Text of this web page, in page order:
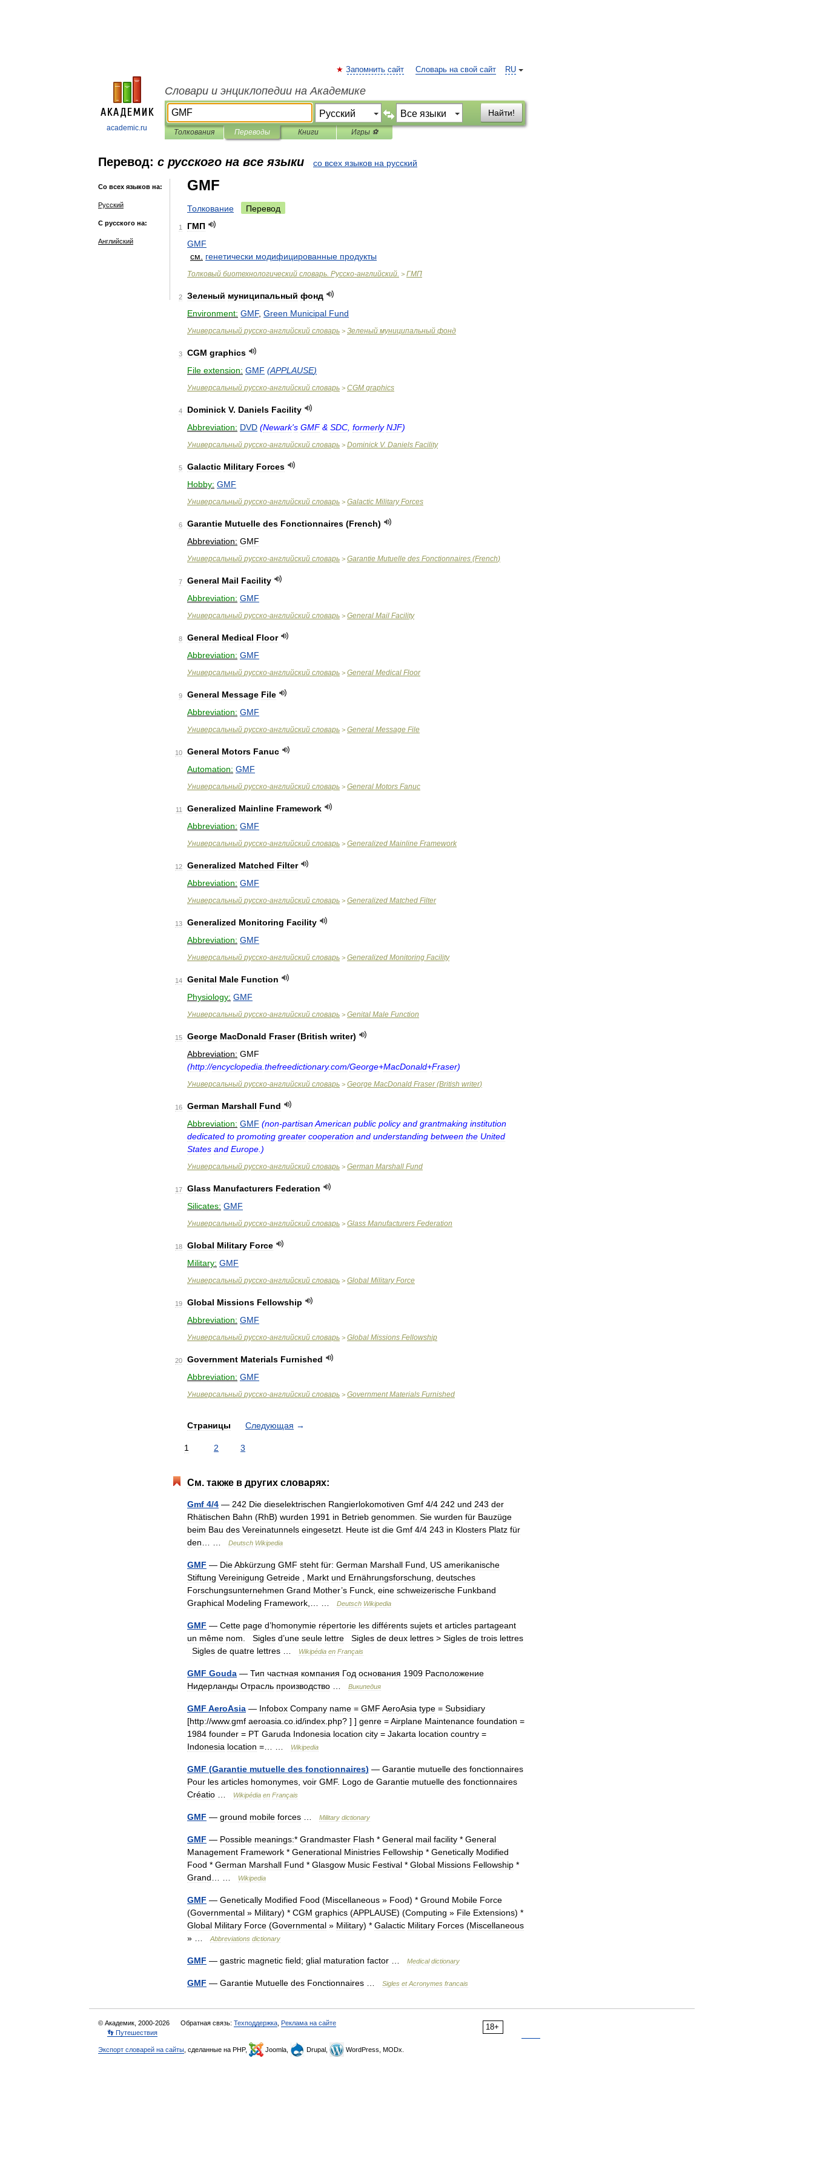
academic.ru
RU
Запомнить сайт Словарь на свой сайт
Словари и энциклопедии на Академике
Найти!
Толкования Переводы Книги Игры ⚽
Перевод: с русского на все языки со всех языков на русский
Со всех языков на:
Русский
С русского на:
Английский
GMF
Толкование Перевод
1
ГМП
GMF
см
генетически модифицированные продукты
Толковый биотехнологический словарь. Русско-английский. > ГМП
2 Зеленый муниципальный фонд
Environment: GMF, Green Municipal Fund
Универсальный русско-английский словарь > Зеленый муниципальный фонд
3 CGM graphics
File extension: GMF (APPLAUSE)
Универсальный русско-английский словарь > CGM graphics
4 Dominick V. Daniels Facility
Abbreviation: DVD (Newark's GMF& SDC formerly NJF)
Универсальный русско-английский словарь > Dominick V. Daniels Facility
5 Galactic Military Forces
Hobby: GMF
Универсальный русско-английский словарь > Galactic Military Forces
6 Garantie Mutuelle des Fonctionnaires (French)
Abbreviation: GMF
Универсальный русско-английский словарь > Garantie Mutuelle des Fonctionnaires (French)
7 General Mail Facility
Abbreviation: GMF
Универсальный русско-английский словарь > General Mail Facility
8 General Medical Floor
Abbreviation: GMF
Универсальный русско-английский словарь > General Medical Floor
9 General Message File
Abbreviation: GMF
Универсальный русско-английский словарь > General Message File
10 General Motors Fanuc
Automation: GMF
Универсальный русско-английский словарь > General Motors Fanuc
11 Generalized Mainline Framework
Abbreviation: GMF
Универсальный русско-английский словарь > Generalized Mainline Framework
12 Generalized Matched Filter
Abbreviation: GMF
Универсальный русско-английский словарь > Generalized Matched Filter
13 Generalized Monitoring Facility
Abbreviation: GMF
Универсальный русско-английский словарь > Generalized Monitoring Facility
14 Genital Male Function
Physiology: GMF
Универсальный русско-английский словарь > Genital Male Function
15 George MacDonald Fraser(British writer)
Abbreviation: GMF
(http://encyclopedia thefreedictionary.com/George+MacDonald+Fraser)
Универсальный русско-английский словарь > George MacDonald Fraser(British writer)
16 German Marshall Fund
Abbreviation: GMF (non-partisanAmerican public policy and grantmaking institution
dedicated to promoting greater cooperation and understanding between the United
States and Europe .)
Универсальный русско-английский словарь > German Marshall Fund
17 Glass Manufacturers Federation
Silicates: GMF
Универсальный русско-английский словарь > Glass Manufacturers Federation
18 Global Military Force
Military: GMF
Универсальный русско-английский словарь > Global Military Force
19 Global Missions Fellowship
Abbreviation: GMF
Универсальный русско-английский словарь > Global Missions Fellowship
20 Government Materials Furnished
Abbreviation: GMF
Универсальный русско-английский словарь > Government Materials Furnished
Страницы Следующая →
1 2 3
См. также в других словарях:
Gmf 4/4 — 242 Die dieselektrischen Rangierlokomotiven Gmf 4/4 242 und 243 der
Rhätischen Bahn (RhB) wurden 1991 in Betrieb genommen Sie wurden für Bauzüge
beim Bau des Vereinatunnels eingesetzt Heute ist die Gmf 4/4 243 in Klosters Platz für
den
Deutsch Wikipedia
GMF — DieAbkürzung GMF steht für: German Marshall Fund US amerikanische
Stiftung Vereinigung Getreide Markt und Ernährungsforschung deutsches
Forschungsunternehmen Grand Mother’s Funck eine schweizerische Funkband
Graphical Modeling Framework Deutsch Wikipedia
GMF — Cette page d’homonymie répertorie les différents sujets et articles partageant
un même nom Sigles d’une seule lettre Sigles de deux lettres > Sigles de trois lettres
Sigles de quatre lettres Wikipédia en Français
GMF Gouda — Тип частная компания Год основания 1909 Расположение
Нидерланды Отрасль производство Википедия
GMF AeroAsia — Infobox Company name = GMF AeroAsia type = Subsidiary
[http://www.gmf aeroasia co id/index php? ] ] genre =Airplane Maintenance foundation =
1984 founder = PT Garuda Indonesia location city = Jakarta location country =
Indonesia location =… … Wikipedia
GMF (Garantie mutuelle des fonctionnaires) — Garantie mutuelle des fonctionnaires
Pour les articles homonymes voir GMF. Logo de Garantie mutuelle des fonctionnaires
Créatio
Wikipédia en Français
GMF — ground mobile forces Military dictionary
GMF — Possible meanings:* Grandmaster Flash * General mail facility * General
Management Framework * Generational Ministries Fellowship * Genetically Modified
Food * German Marshall Fund * Glasgow Music Festival * Global Missions Fellowship *
Grand
Wikipedia
GMF — Genetically Modified Food (Miscellaneous » Food) * Ground Mobile Force
(Governmental » Military) * CGM graphics (APPLAUSE) (Computing » File Extensions) *
Global Military Force (Governmental » Military) * Galactic Military Forces (Miscellaneous
» …
Abbreviations dictionary
GMF — gastric magnetic field; glial maturation factor Medical dictionary
GMF — Garantie Mutuelle des Fonctionnaires Sigles et Acronymes francais
18+
© Академик, 2000-2026 Обратная связь: Техподдержка Реклама на сайте
👣 Путешествия
Экспорт словарей на сайты , сделанные на PHP, Joomla, Drupal, WordPress, MODx.